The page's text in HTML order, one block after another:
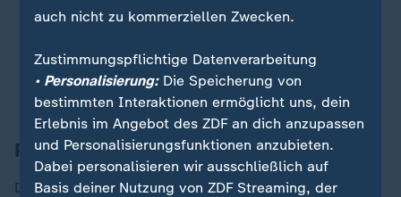
sich offensichtlich in einer Notlage
befand.
Danny Shaw, Polizei-Experte
Rechtspopulisten sehen sich bestätigt
Das Verhalten der Beamten wird nun zum Politikum.
auch nicht zu kommerziellen Zwecken.
Zustimmungspflichtige Datenverarbeitung
• Personalisierung:Die Speicherung von
bestimmten Interaktionen ermöglicht uns, dein
Erlebnis im Angebot des ZDF an dich anzupassen
und Personalisierungsfunktionen anzubieten.
Dabei personalisieren wir ausschließlich auf
Basis deiner Nutzung von ZDF Streaming, der